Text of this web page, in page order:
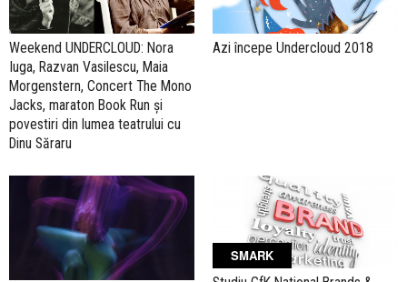
Weekend UNDERCLOUD: Nora
Iuga, Razvan Vasilescu, Maia
Morgenstern, Concert The Mono
Jacks, maraton Book Run și
povestiri din lumea teatrului cu
Dinu Săraru
Azi începe Undercloud 2018
SMARK